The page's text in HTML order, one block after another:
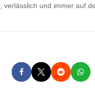
verlässlich und immer auf